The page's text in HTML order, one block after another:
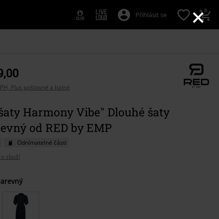
×
Přihlásit se 0
Plus poštovné a balné
Harmony Vibe" Dlouhé šaty
od RED by EMP
Odnímatelné části
zboží